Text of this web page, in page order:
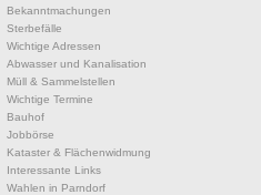
Bekanntmachungen
Sterbefälle
Wichtige Adressen
Abwasser und Kanalisation
Müll & Sammelstellen
Wichtige Termine
Bauhof
Jobbörse
Kataster & Flächenwidmung
Interessante Links
Wahlen in Parndorf